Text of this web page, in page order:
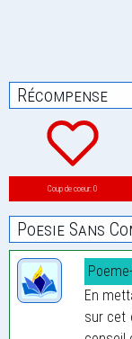
Récompense
Coup de coeur: 0
Poesie Sans
En
sur cet